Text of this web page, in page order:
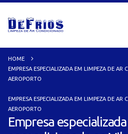
HOME
EMPRESA ESPECIALIZADA EM LIMPEZA DE
AEROPORTO
EMPRESA ESPECIALIZADA EM LIMPEZA DE
AEROPORTO
Empresa